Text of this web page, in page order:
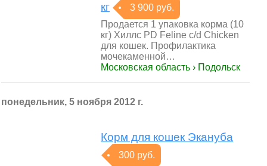
кг
3 900 руб.
Продается 1 упаковка корма (10
кг) Хиллс PD Feline c/d Chicken
для кошек. Профилактика
мочекаменной…
Московская область › Подольск
понедельник, 5 ноября 2012 г.
Корм для кошек Экануба
300 руб.